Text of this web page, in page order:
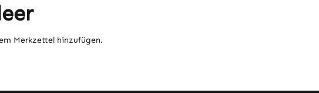
Merkzettel hinzufügen.